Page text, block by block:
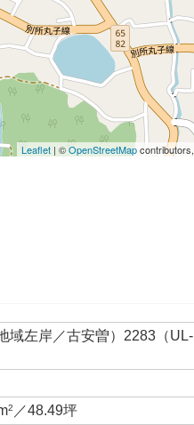
Leaflet | ©OpenStreetMapcontributors,
域左岸／古安曽）2283（UL-
2 ／48.49坪